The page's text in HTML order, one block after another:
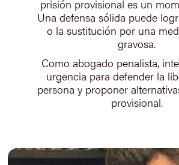
prisión provisional es un
Una defensa sólida puede
o la sustitución por una
gravosa.
Como abogado penalista,
urgencia para defender la
persona y proponer
provisional.